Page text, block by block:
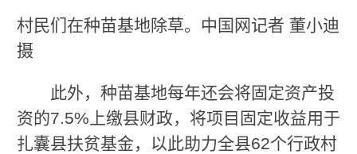
村民们在种苗基地除草。中国网记者 董小迪
摄
此外，种苗基地每年还会将固定资产投
资的7.5%上缴县财政，将项目固定收益用于
扎囊县扶贫基金，以此助力全县62个行政村